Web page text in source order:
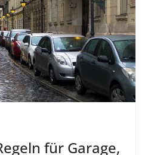
für Garage,